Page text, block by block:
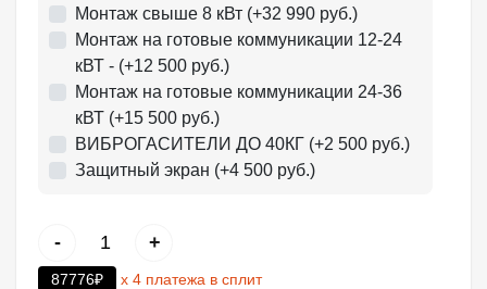
Монтаж свыше 8 кВт (+32 990 руб.)
Монтаж на готовые коммуникации 12-24
кВТ - (+12 500 руб.)
Монтаж на готовые коммуникации 24-36
кВТ (+15 500 руб.)
ВИБРОГАСИТЕЛИ ДО 40КГ (+2 500 руб.)
Защитный экран (+4 500 руб.)
- +
87776₽ х 4 платежа в сплит